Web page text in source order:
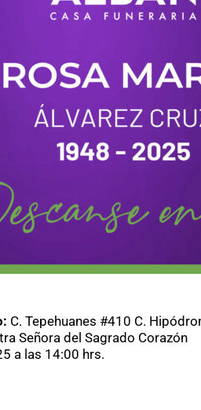
C. Tepehuanes #410 C.
Señora del Sagrado Corazón
a las 14:00 hrs.